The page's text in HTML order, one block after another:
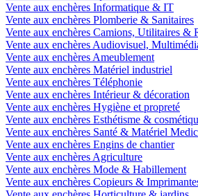
Vente aux enchères Informatique & IT
Vente aux enchères Plomberie & Sanitaires
Vente aux enchères Camions, Utilitaires &
Vente aux enchères Audiovisuel,
Vente aux enchères Ameublement
Vente aux enchères Matériel industriel
Vente aux enchères Téléphonie
Vente aux enchères Intérieur & décoration
Vente aux enchères Hygiène et propreté
Vente aux enchères Esthétisme &
Vente aux enchères Santé & Matériel
Vente aux enchères Engins de chantier
Vente aux enchères Agriculture
Vente aux enchères Mode & Habillement
Vente aux enchères Copieurs &